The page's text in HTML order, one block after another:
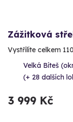
Zážitková
Vystřílíte celkem
Velká Bíteš
(+ 28 dalších
3 999 Kč